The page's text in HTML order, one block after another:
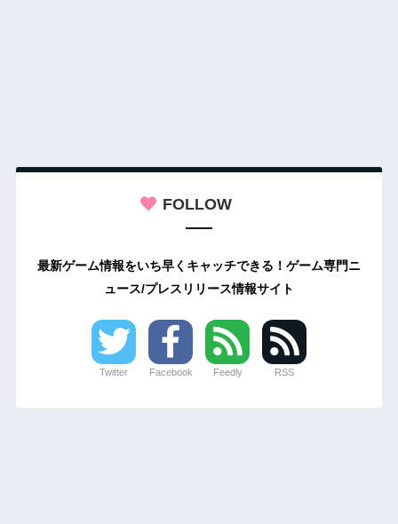
FOLLOW
最新ゲーム情報をいち早くキャッチできる！ゲーム専門ニ
ュース/プレスリリース情報サイト
Twitter Facebook Feedly RSS